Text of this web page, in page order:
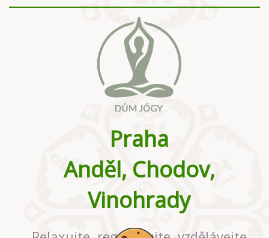
Praha
Anděl, Chodov,
Vinohrady